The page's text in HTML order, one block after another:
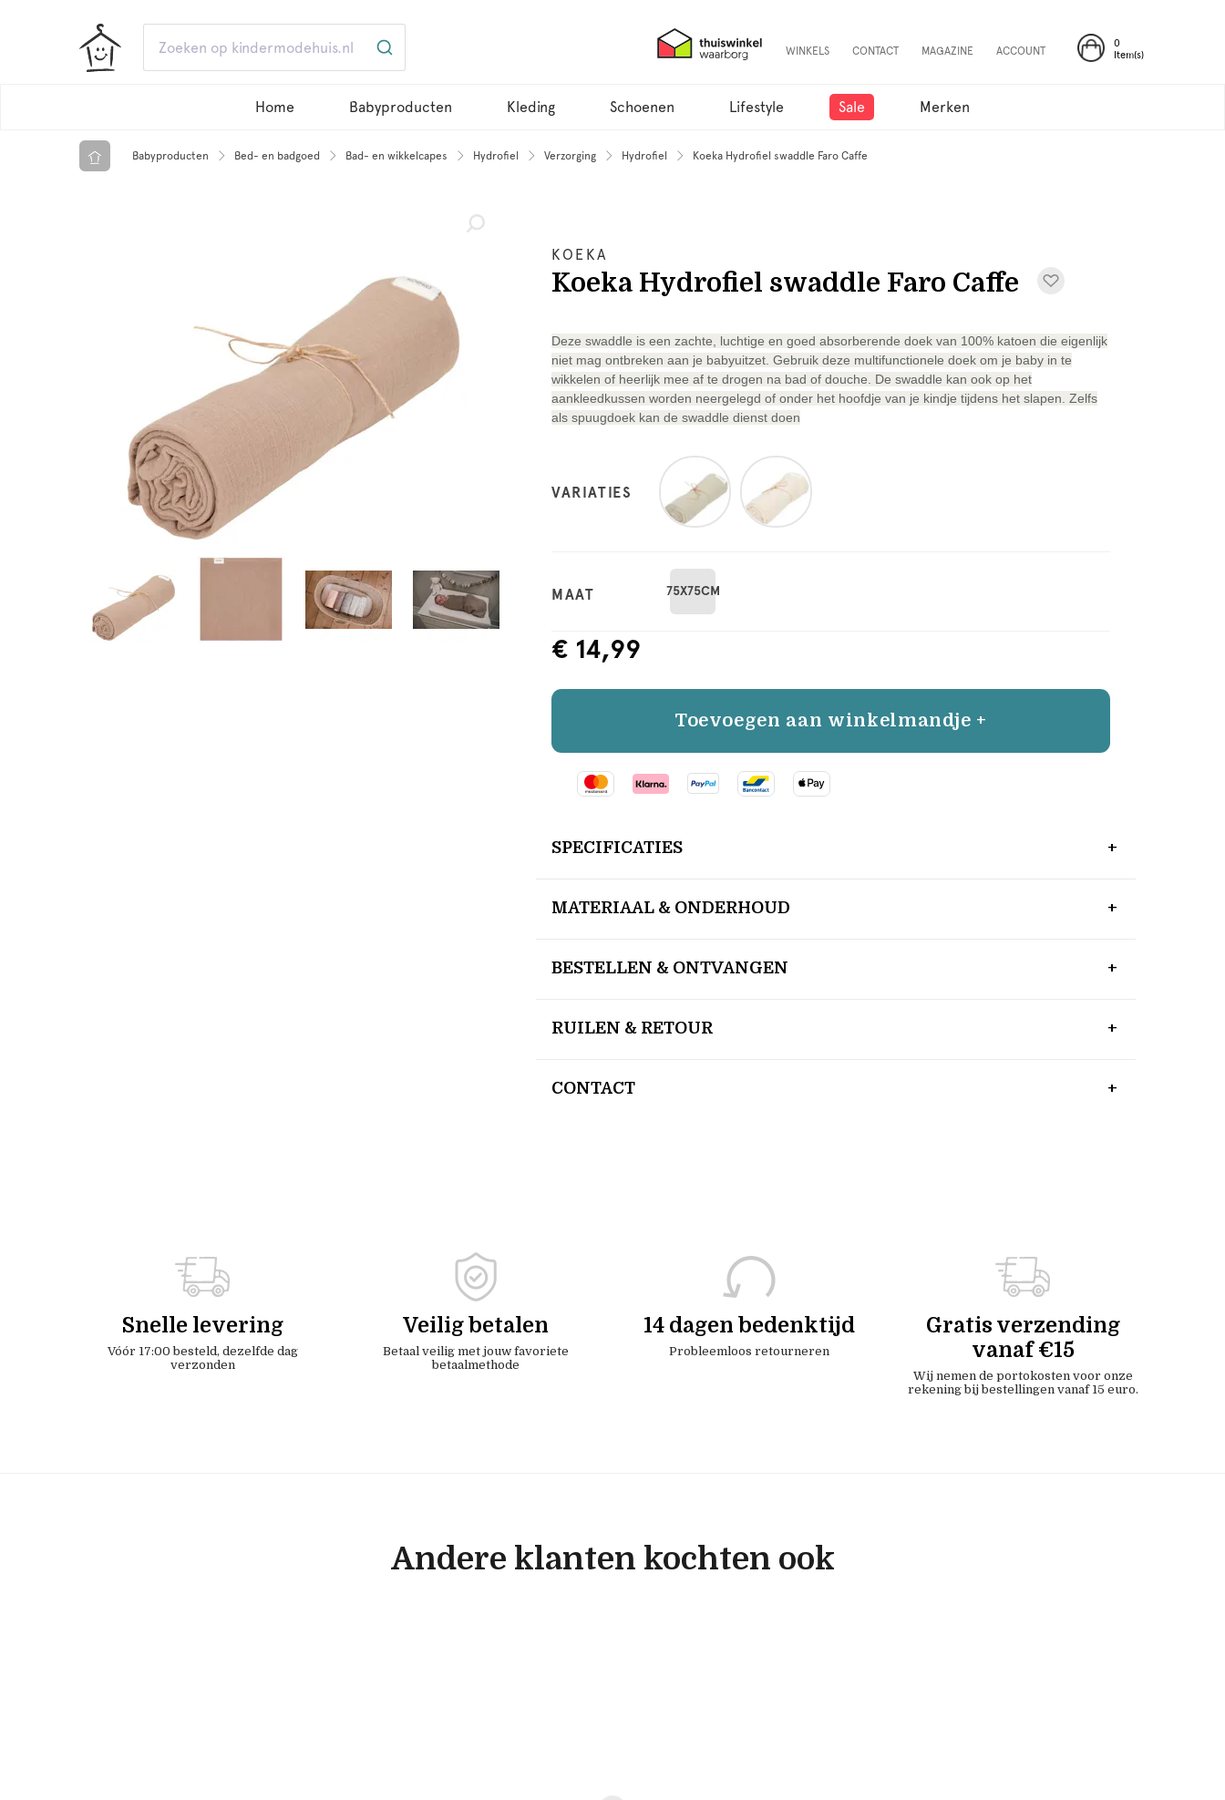
0
Item(s)
WINKELS CONTACT MAGAZINE ACCOUNT
Home Babyproducten Kleding Schoenen Lifestyle Sale Merken
Babyproducten Bed- en badgoed Bad- en wikkelcapes Hydrofiel Verzorging Hydrofiel Koeka Hydrofiel swaddle Faro Caffe
KOEKA
Koeka Hydrofiel swaddle Faro Caffe
Deze swaddle is een zachte, luchtige en goed absorberende doek van 100% katoen die eigenlijk
niet mag ontbreken aan je babyuitzet. Gebruik deze multifunctionele doek om je baby in te
wikkelen of heerlijk mee af te drogen na bad of douche. De swaddle kan ook op het
aankleedkussen worden neergelegd of onder het hoofdje van je kindje tijdens het slapen. Zelfs
als spuugdoek kan de swaddle dienst doen
VARIATIES
MAAT 75X75CM
€ 14,99
Toevoegen aan winkelmandje +
SPECIFICATIES
MATERIAAL & ONDERHOUD
BESTELLEN & ONTVANGEN
RUILEN & RETOUR
CONTACT
Snelle levering
Vóór 17:00 besteld, dezelfde dag
verzonden
Veilig betalen
Betaal veilig met jouw favoriete
betaalmethode
14 dagen bedenktijd
Probleemloos retourneren
Gratis verzending
vanaf €15
Wij nemen de portokosten voor onze
rekening bij bestellingen vanaf 15 euro.
Andere klanten kochten ook